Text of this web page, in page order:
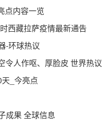
点内容一览
西藏拉萨疫情最新通告
-环球热议
令人作呕、厚脸皮 世界热议
_今亮点
成果 全球信息